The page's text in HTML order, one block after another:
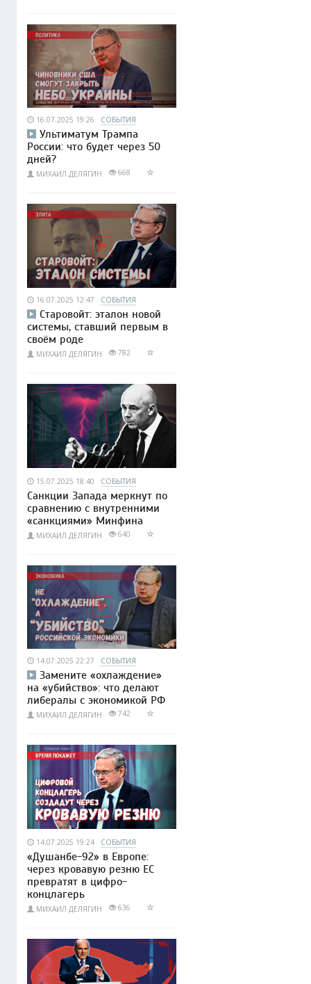
16.07.2025 19:26 СОБЫТИЯ
Ультиматум Трампа
России: что будет через 50
дней?
МИХАИЛ ДЕЛЯГИН 668
16.07.2025 12:47 СОБЫТИЯ
Старовойт: эталон новой
системы, ставший первым в
своём роде
МИХАИЛ ДЕЛЯГИН 782
15.07.2025 18:40 СОБЫТИЯ
Санкции Запада меркнут по
сравнению с внутренними
«санкциями» Минфина
МИХАИЛ ДЕЛЯГИН 640
14.07.2025 22:27 СОБЫТИЯ
Замените «охлаждение»
на «убийство»: что делают
либералы с экономикой РФ
МИХАИЛ ДЕЛЯГИН 742
14.07.2025 19:24 СОБЫТИЯ
«Душанбе-92» в Европе:
через кровавую резню ЕС
превратят в цифро-
концлагерь
МИХАИЛ ДЕЛЯГИН 636